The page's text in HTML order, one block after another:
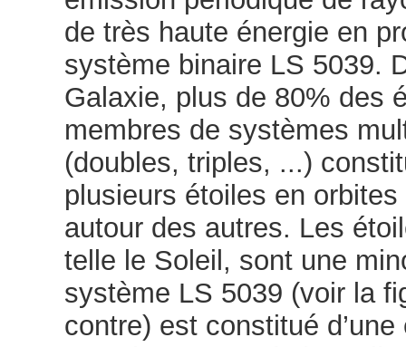
de très haute énergie en
système binaire LS 5039.
Galaxie, plus de 80% des
membres de systèmes
(doubles, triples, ...)
plusieurs étoiles en
autour des autres. Les
telle le Soleil, sont une
système LS 5039 (voir la
contre) est constitué